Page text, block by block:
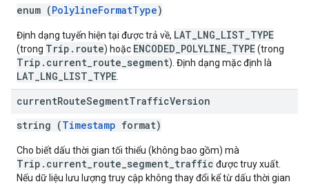
enum (PolylineFormatType)
Định dạng tuyến hiện tại được trả về, LAT_LNG_LIST_TYPE
(trong Trip.route) hoặc ENCODED_POLYLINE_TYPE(trong
Trip.current_route_segment). Định dạng mặc định là
LAT_LNG_LIST_TYPE
currentRouteSegmentTrafficVersion
string (Timestamp format)
Cho biết dấu thời gian tối thiểu (không bao gồm) mà
Trip.current_route_segment_traffic được truy xuất.
Nếu dữ liệu lưu lượng truy cập không thay đổi kể từ dấu thời gian